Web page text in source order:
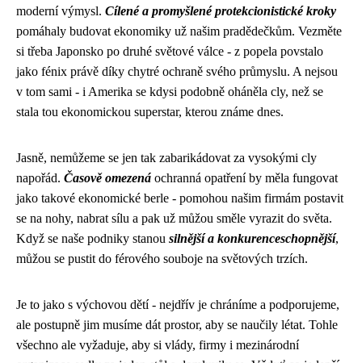
moderní výmysl. Cílené a promyšlené protekcionistické kroky
pomáhaly budovat ekonomiky už našim pradědečkům. Vezměte
si třeba Japonsko po druhé světové válce - z popela povstalo
jako fénix právě díky chytré ochraně svého průmyslu. A nejsou
v tom sami - i Amerika se kdysi podobně oháněla cly, než se
stala tou ekonomickou superstar, kterou známe dnes.
Jasně, nemůžeme se jen tak zabarikádovat za vysokými cly
napořád. Časově omezená ochranná opatření by měla fungovat
jako takové ekonomické berle - pomohou našim firmám postavit
se na nohy, nabrat sílu a pak už můžou směle vyrazit do světa.
Když se naše podniky stanou silnější a konkurenceschopnější,
můžou se pustit do férového souboje na světových trzích.
Je to jako s výchovou dětí - nejdřív je chráníme a podporujeme,
ale postupně jim musíme dát prostor, aby se naučily létat. Tohle
všechno ale vyžaduje, aby si vlády, firmy i mezinárodní